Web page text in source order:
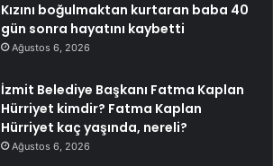
Kızını boğulmaktan kurtaran baba 40
gün sonra hayatını kaybetti
Ağustos 6, 2026
İzmit Belediye Başkanı Fatma Kaplan
Hürriyet kimdir? Fatma Kaplan
Hürriyet kaç yaşında, nereli?
Ağustos 6, 2026